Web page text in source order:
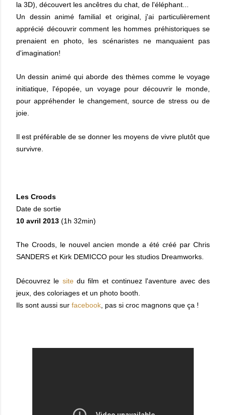
la 3D), découvert les ancêtres du chat, de l'éléphant...
Un dessin animé familial et original, j'ai particulièrement
apprécié découvrir comment les hommes préhistoriques se
prenaient en photo, les scénaristes ne manquaient pas
d'imagination!
Un dessin animé qui aborde des thèmes comme le voyage
initiatique, l'épopée, un voyage pour découvrir le monde,
pour appréhender le changement, source de stress ou de
joie.
Il est préférable de se donner les moyens de vivre plutôt que
survivre.
Les Croods
Date de sortie
10 avril 2013 (1h 32min)
The Croods, le nouvel ancien monde a été créé par Chris
SANDERS et Kirk DEMICCO pour les studios Dreamworks.
Découvrez le sitedu film et continuez l'aventure avec des
jeux, des coloriages et un photo booth.
Ils sont aussi sur facebook , pas si croc magnons que ça !